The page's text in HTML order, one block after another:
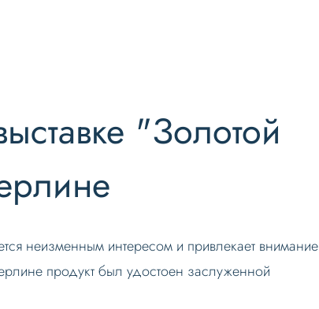
"Золотой
неизменным интересом и привлекает внимание
продукт был удостоен заслуженной